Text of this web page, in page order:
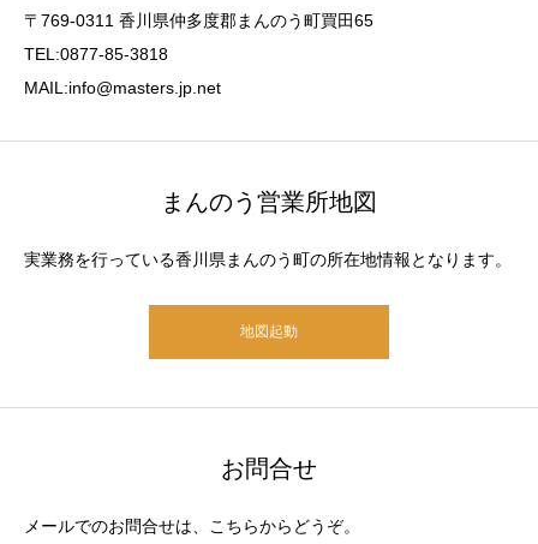
〒769-0311 香川県仲多度郡まんのう町買田65
TEL:0877-85-3818
MAIL:info@masters.jp.net
まんのう営業所地図
実業務を行っている香川県まんのう町の所在地情報となります。
地図起動
お問合せ
メールでのお問合せは、こちらからどうぞ。